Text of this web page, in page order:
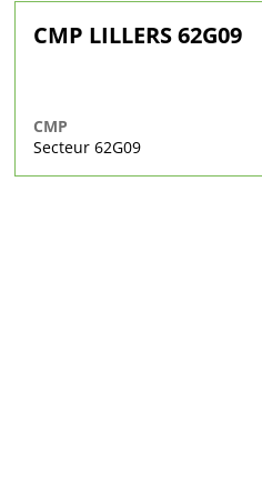
CMP LILLERS 62G09
CMP
Secteur 62G09